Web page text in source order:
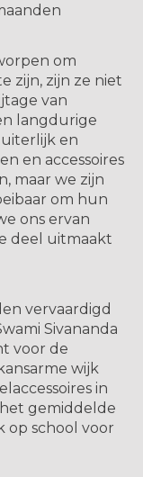
om
zijn, zijn ze niet
van
langdurige
en
en accessoires
maar we zijn
om hun
ons ervan
deel uitmaakt
vervaardigd
Sivananda
voor de
wijk
in
gemiddelde
op school voor